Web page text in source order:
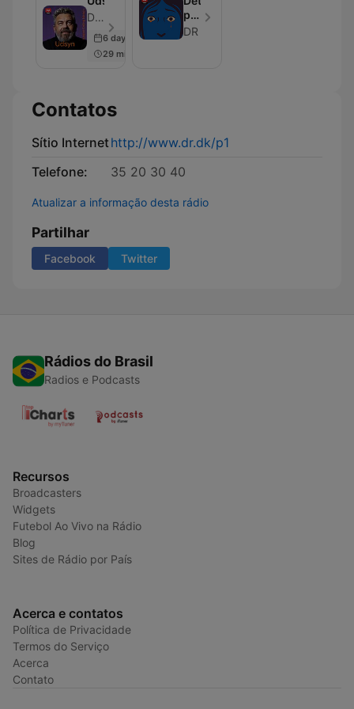
DR - Episódio 26
6 days ago
29 min
perfekte
offer
DR
Contatos
Sítio Internethttp://www.dr.dk/p1
Telefone:
35 20 30 40
Atualizar a informação desta rádio
Partilhar
Facebook Twitter
Rádios do Brasil
Radios e Podcasts
Recursos
Broadcasters
Widgets
Futebol Ao Vivo na Rádio
Blog
Sites de Rádio por País
Acerca e contatos
Política de Privacidade
Termos do Serviço
Acerca
Contato